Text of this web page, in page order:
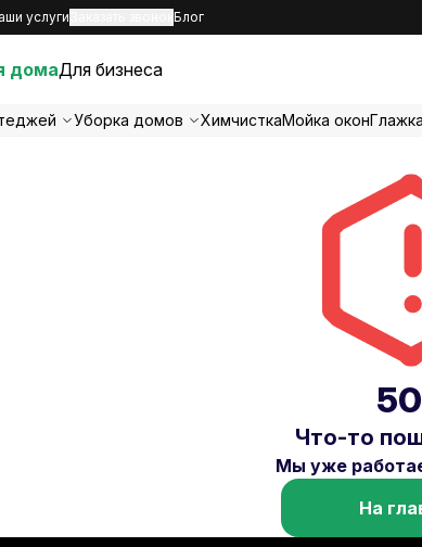
услуги Блог
домаДля бизнеса
Уборка домов ХимчисткаМойка оконГлажка
Что-то
Мы уже
На